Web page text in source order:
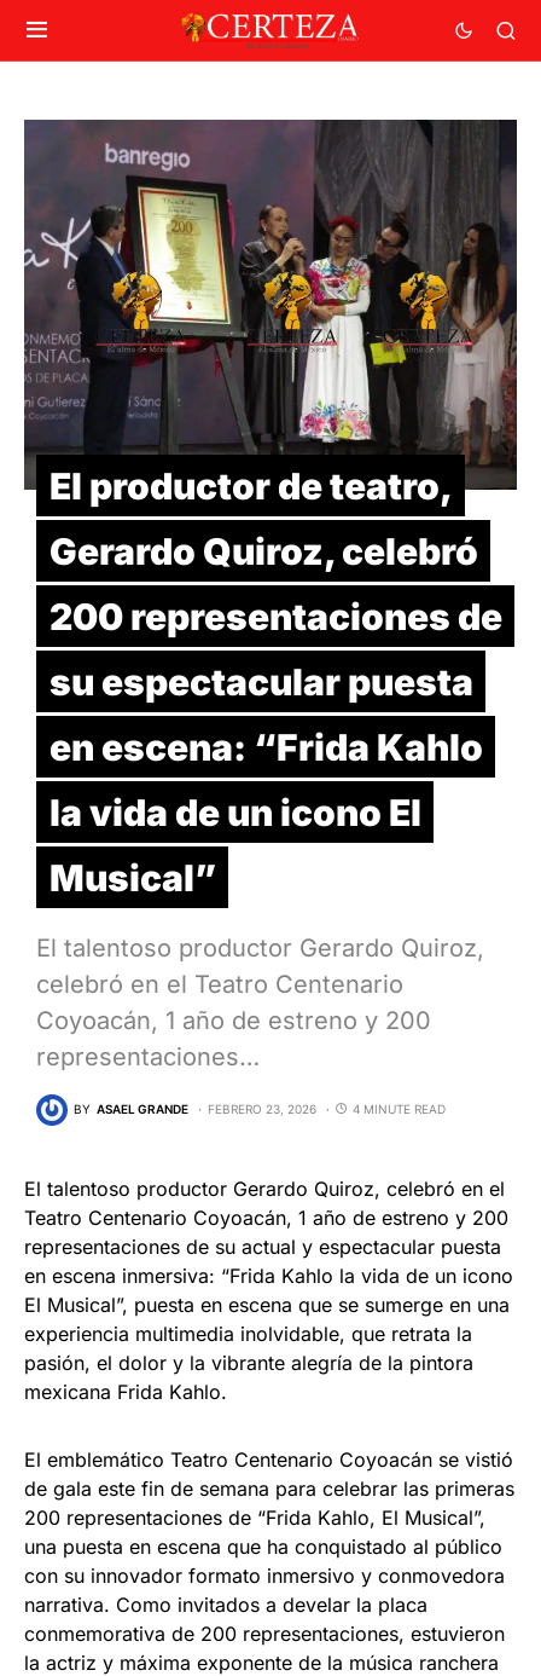
El productor de teatro,
Gerardo Quiroz, celebró
200 representaciones de
su espectacular puesta
en escena: “Frida Kahlo
la vida de un icono El
Musical”
El talentoso productor Gerardo Quiroz,
celebró en el Teatro Centenario
Coyoacán, 1 año de estreno y 200
representaciones…
BY ASAEL GRANDE FEBRERO 23, 2026 4 MINUTE READ
El talentoso productor Gerardo Quiroz, celebró en el
Teatro Centenario Coyoacán, 1 año de estreno y 200
representaciones de su actual y espectacular puesta
en escena inmersiva: “Frida Kahlo la vida de un icono
El Musical”, puesta en escena que se sumerge en una
experiencia multimedia inolvidable, que retrata la
pasión, el dolor y la vibrante alegría de la pintora
mexicana Frida Kahlo.
El emblemático Teatro Centenario Coyoacán se vistió
de gala este fin de semana para celebrar las primeras
200 representaciones de “Frida Kahlo, El Musical”,
una puesta en escena que ha conquistado al público
con su innovador formato inmersivo y conmovedora
narrativa. Como invitados a develar la placa
conmemorativa de 200 representaciones, estuvieron
la actriz y máxima exponente de la música ranchera